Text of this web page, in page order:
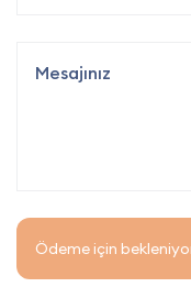
Ödeme için